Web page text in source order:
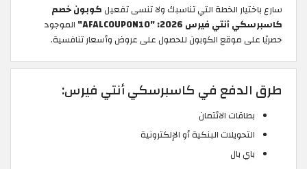
سارع باختيار الخطة التي تناسبك ولا تنسى تفعيل كوبون خصم
كاسبرسكي أنتي فيرس 2026: "AFALCOUPON10"
الموجود
حصريًا على موقع الكوبون للحصول على عروض وأسعار تنافسية.
طرق الدفع في كاسبرسكي أنتي فيرس:
بطاقات الائتمان
التحويلات البنكية أو الإلكترونية
باي بال